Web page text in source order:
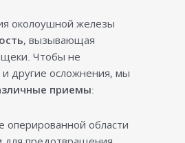
околоушной железы
, вызывающая
Чтобы не
и другие осложнения, мы
приемы:
оперированной области